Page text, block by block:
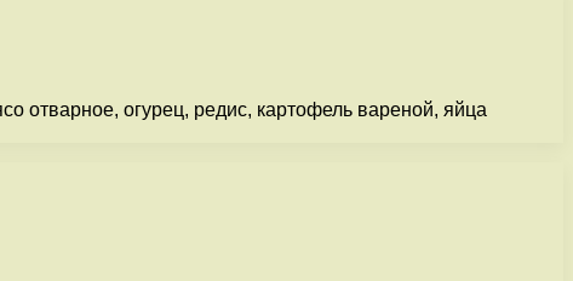
отварное, огурец, редис, картофель вареной, яйца